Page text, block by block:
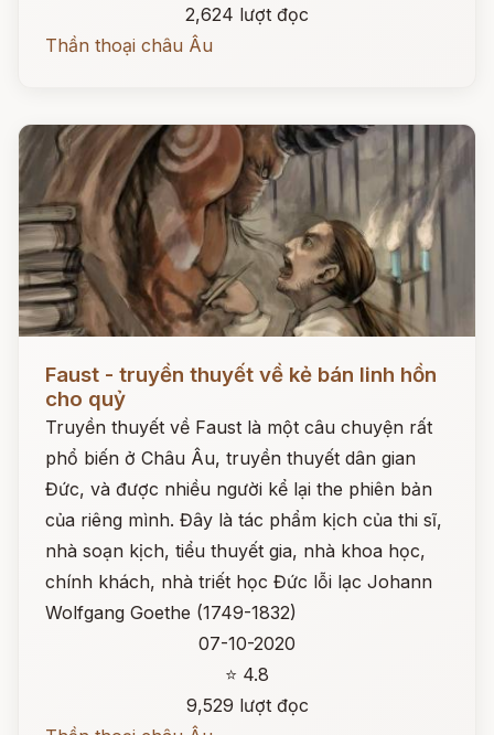
2,624 lượt đọc
Thần thoại châu Âu
Faust - truyền thuyết về kẻ bán linh hồn
cho quỷ
Truyền thuyết về Faust là một câu chuyện rất
phổ biến ở Châu Âu, truyền thuyết dân gian
Đức, và được nhiều người kể lại the phiên bản
của riêng mình. Đây là tác phẩm kịch của thi sĩ,
nhà soạn kịch, tiểu thuyết gia, nhà khoa học,
chính khách, nhà triết học Đức lỗi lạc Johann
Wolfgang Goethe (1749-1832)
07-10-2020
⭐ 4.8
9,529 lượt đọc